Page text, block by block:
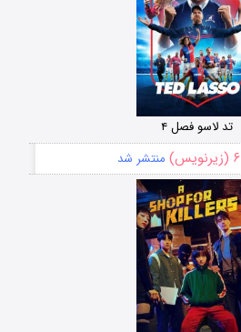
تد لاسو فصل ۴
۶ (زیرنویس) منتشر شد